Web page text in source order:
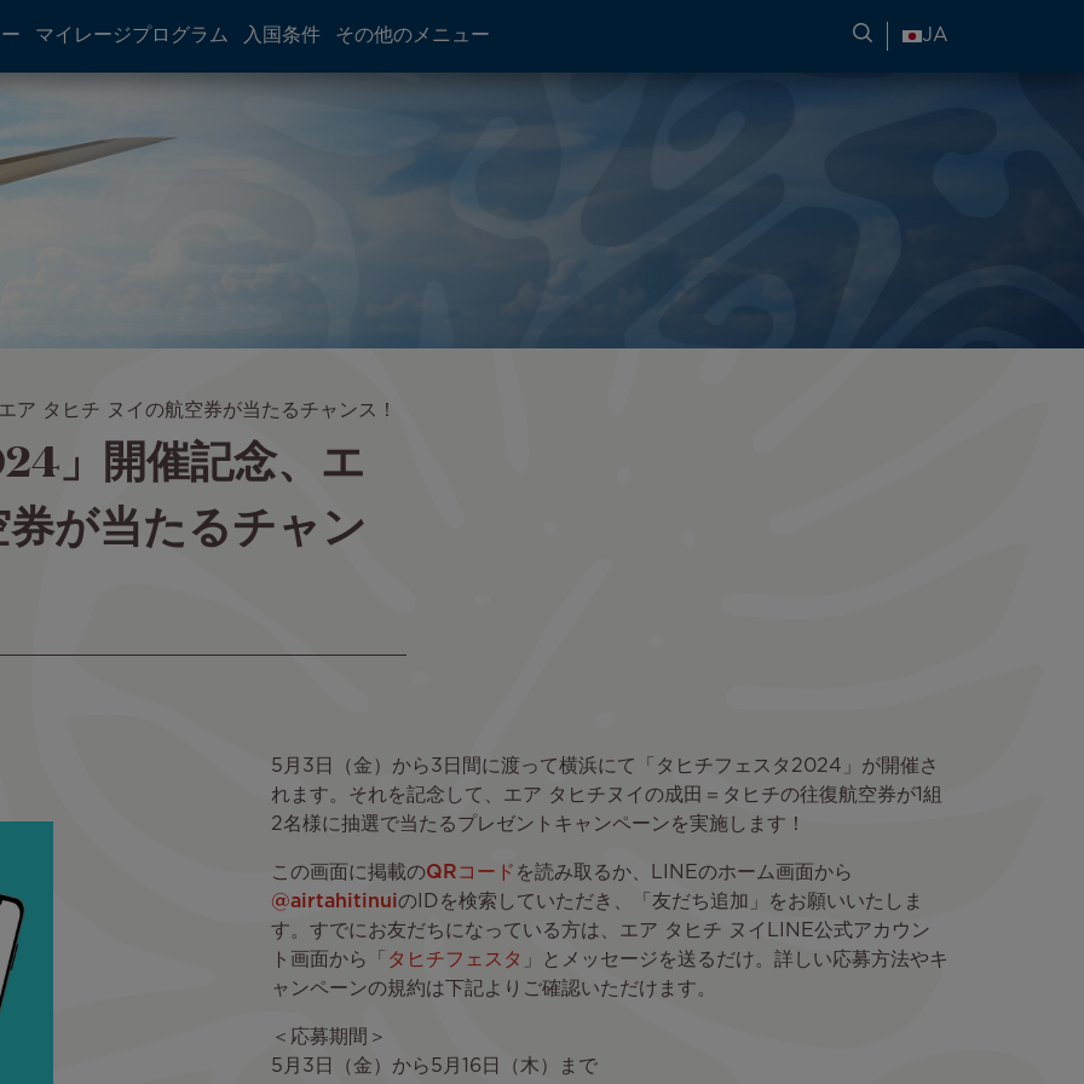
マイレージプログラム 入国条件 その他のメニュー 旅行情報の検索
JA
タヒチ ヌイの航空券が当たるチャンス！
」開催記念、エ
が当たるチャン
5月3日（金）から3日間に渡って横浜にて「タヒチフェスタ2024」が開催さ
れます。それを記念して、エア タヒチヌイの成田＝タヒチの往復航空券が1組
2名様に抽選で当たるプレゼントキャンペーンを実施します！
この画面に掲載のQRコード を読み取るか、LINEのホーム画面から
@airtahitinuiのIDを検索していただき、「友だち追加」をお願いいたしま
す。すでにお友だちになっている方は、エア タヒチ ヌイLINE公式アカウン
ト画面から「 タヒチフェスタ 」とメッセージを送るだけ。詳しい応募方法やキ
ャンペーンの規約は下記よりご確認いただけます。
＜応募期間＞
5月3日（金）から5月16日（木）まで